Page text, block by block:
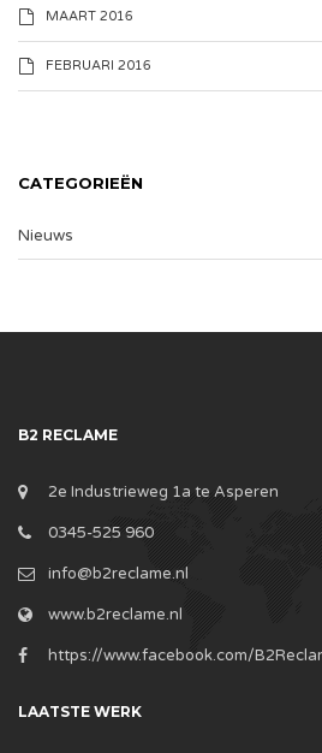
MAART 2016
FEBRUARI 2016
CATEGORIEËN
Nieuws
B2 RECLAME
2e Industrieweg 1a te Asperen
0345-525 960
info@b2reclame.nl
www.b2reclame.nl
https://www.facebook.com/
LAATSTE WERK